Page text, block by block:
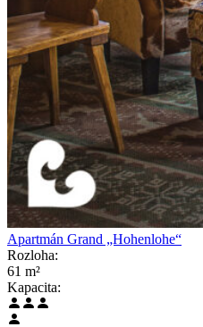
Apartmán Grand „Hohenlohe“
Rozloha:
61 m²
Kapacita: